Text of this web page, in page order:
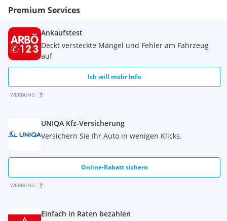
Premium Services
Ankaufstest
Deckt versteckte Mängel und Fehler am Fahrzeug
auf
Ich will mehr Info
WERBUNG
UNIQA Kfz-Versicherung
Versichern Sie Ihr Auto in wenigen Klicks.
Online-Rabatt sichern
WERBUNG
Einfach in Raten bezahlen